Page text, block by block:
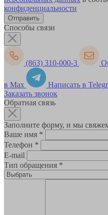
конфиденциальности
Способы связи
(863) 310-000-3
в Max
Написать в
Заказать звонок
Обратная связь
Заполните форму, и мы
Ваше имя *
Телефон *
E-mail
Тип обращения *